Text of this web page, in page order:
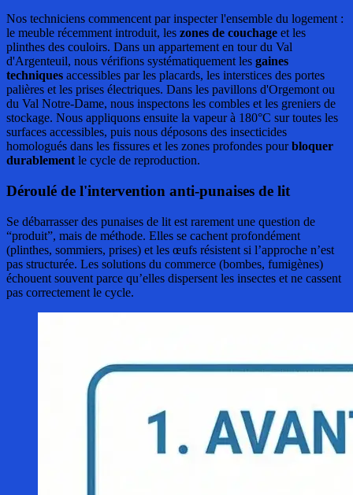
Nos techniciens commencent par inspecter l'ensemble du logement :
le meuble récemment introduit, les zones de couchage et les
plinthes des couloirs. Dans un appartement en tour du Val
d'Argenteuil, nous vérifions systématiquement les gaines
techniques accessibles par les placards, les interstices des portes
palières et les prises électriques. Dans les pavillons d'Orgemont ou
du Val Notre-Dame, nous inspectons les combles et les greniers de
stockage. Nous appliquons ensuite la vapeur à 180°C sur toutes les
surfaces accessibles, puis nous déposons des insecticides
homologués dans les fissures et les zones profondes pourbloquer
durablement le cycle de reproduction.
Déroulé de l'intervention anti-punaises de lit
Se débarrasser des punaises de lit est rarement une question de
“produit”, mais de méthode. Elles se cachent profondément
(plinthes, sommiers, prises) et les œufs résistent si l’approche n’est
pas structurée. Les solutions du commerce (bombes, fumigènes)
échouent souvent parce qu’elles dispersent les insectes et ne cassent
pas correctement le cycle.